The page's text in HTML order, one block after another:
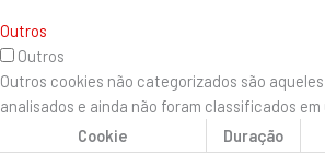
Outros
Outros
Outros cookies não categorizados são
analisados ​​e ainda não foram classificados
Cookie
Duração